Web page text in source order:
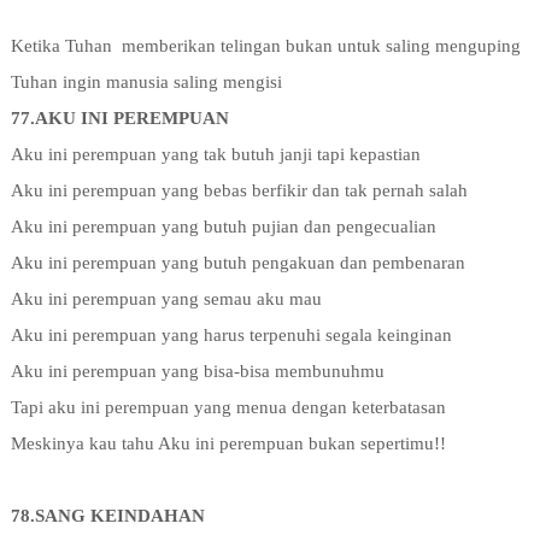
Ketika Tuhan memberikan telingan bukan untuk saling menguping
Tuhan ingin manusia saling mengisi
77.AKU INI PEREMPUAN
Aku ini perempuan yang tak butuh janji tapi kepastian
Aku ini perempuan yang bebas berfikir dan tak pernah salah
Aku ini perempuan yang butuh pujian dan pengecualian
Aku ini perempuan yang butuh pengakuan dan pembenaran
Aku ini perempuan yang semau aku mau
Aku ini perempuan yang harus terpenuhi segala keinginan
Aku ini perempuan yang bisa-bisa membunuhmu
Tapi aku ini perempuan yang menua dengan keterbatasan
Meskinya kau tahu Aku ini perempuan bukan sepertimu!!
78.SANG KEINDAHAN